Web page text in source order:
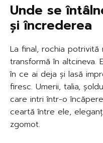
Unde se
și încrederea
La final, rochia
transformă în
în ce ai deja și lasă
firesc. Umerii, talia,
care intri într-o
ceartă între ele,
zgomot.